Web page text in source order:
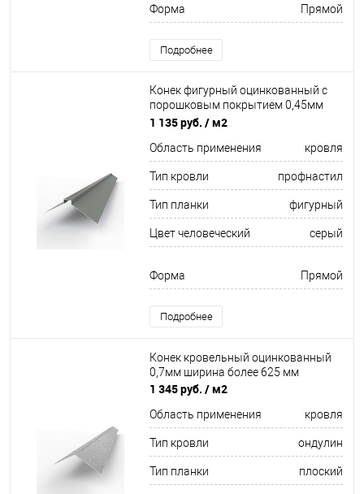
Форма Прямой
Подробнее
Конек фигурный оцинкованный c
порошковым покрытием 0,45мм
RAL 7037
1 135 руб. / м2
Область применения кровля
Тип кровли профнастил
Тип планки фигурный
Цвет человеческий серый
Форма Прямой
Подробнее
Конек кровельный оцинкованный
0,7мм ширина более 625 мм
1 345 руб. / м2
Область применения кровля
Тип кровли ондулин
Тип планки плоский